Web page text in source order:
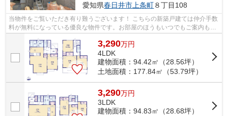
愛知県春日井市 上条町８丁目108
当物件をご覧いただき有り難うございます！ こちらの新築戸建ては仲介手数
料が無料になっている優良な物件です。お部屋のほうもいつでもご案内もさ
せて頂きますのでお気軽にお問合せ下...
3,290万円
4LDK
建物面積：94.42㎡（28.56坪）
土地面積：177.84㎡（53.79坪）
3,290万円
3LDK
建物面積：94.83㎡（28.68坪）